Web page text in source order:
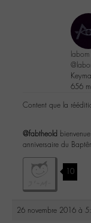
labom
656
Content que la
@fabtheold
anniversaire du
10
26 novembre 2016 à